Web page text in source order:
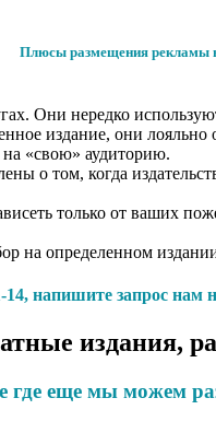
Плюсы размещения рекламы
Они нередко
издание, они лояльно
на «свою» аудиторию.
том, когда
только от ваших
на определенном
напишите запрос
издания,
где еще мы можем